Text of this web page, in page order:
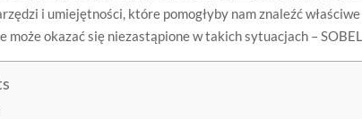
i umiejętności, które pomogłyby nam znaleźć
może okazać się niezastąpione w takich sytuacjach –